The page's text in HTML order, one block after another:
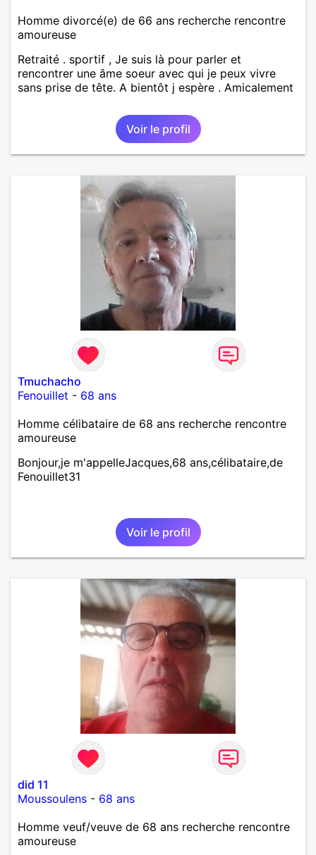
Homme divorcé(e) de 66 ans recherche rencontre
amoureuse
Retraité . sportif , Je suis là pour parler et
rencontrer une âme soeur avec qui je peux vivre
sans prise de tête. A bientôt j espère . Amicalement
Voir le profil
Tmuchacho
Fenouillet - 68 ans
Homme célibataire de 68 ans recherche rencontre
amoureuse
Bonjour,je m'appelleJacques,68 ans,célibataire,de
Fenouillet31
Voir le profil
did 11
Moussoulens - 68 ans
Homme veuf/veuve de 68 ans recherche rencontre
amoureuse